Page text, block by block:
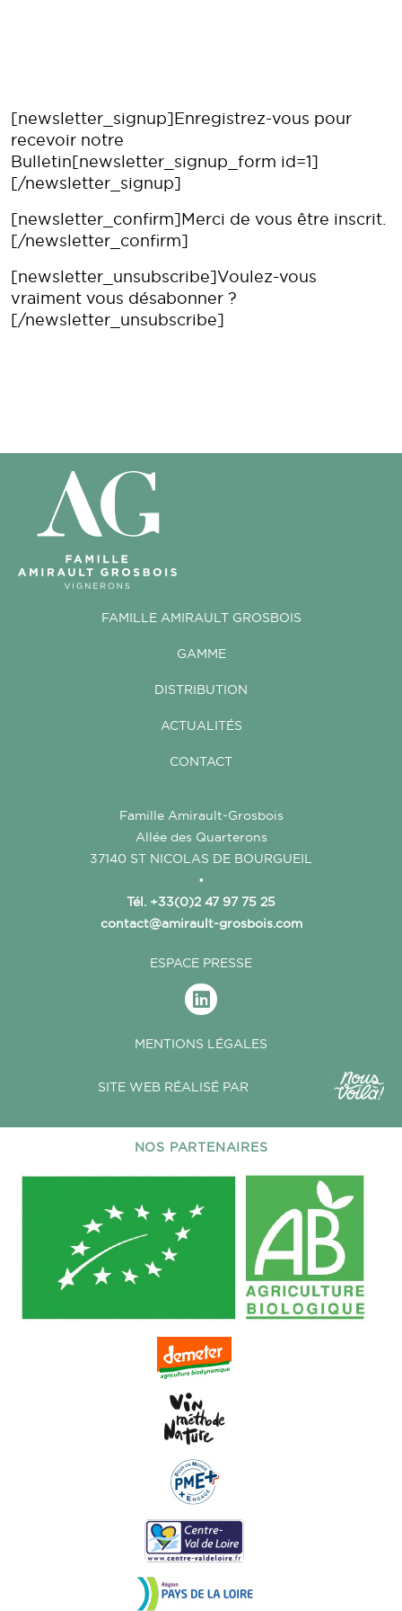
[newsletter_signup]Enregistrez-vous pour
recevoir notre
Bulletin[newsletter_signup_form id=1]
[/newsletter_signup]
[newsletter_confirm]Merci de vous être inscrit.
[/newsletter_confirm]
[newsletter_unsubscribe]Voulez-vous
vraiment vous désabonner ?
[/newsletter_unsubscribe]
FAMILLE AMIRAULT GROSBOIS
GAMME
DISTRIBUTION
ACTUALITÉS
CONTACT
Famille Amirault-Grosbois
Allée des Quarterons
37140 ST NICOLAS DE BOURGUEIL
•
Tél. +33(0)2 47 97 75 25
contact@amirault-grosbois.com
ESPACE PRESSE
MENTIONS LÉGALES
SITE WEB RÉALISÉ PAR
NOS PARTENAIRES